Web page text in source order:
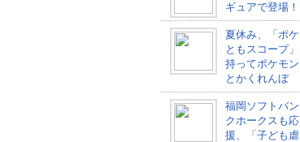
ギュアで登場！
夏休み、「ポケ
ともスコープ」
持ってポケモン
とかくれんぼ
福岡ソフトバン
クホークスも応
援、「子ども虐